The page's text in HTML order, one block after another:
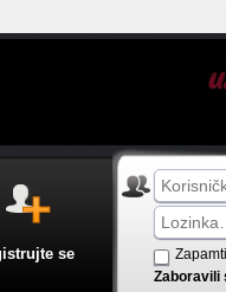
se
Zaboravili